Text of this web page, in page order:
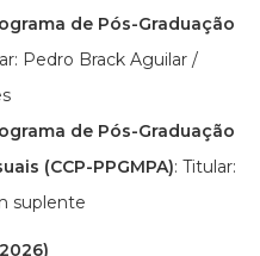
de Pós-Graduação
Pedro Brack Aguilar /
de Pós-Graduação
(CCP-PPGMPA): Titular:
suplente